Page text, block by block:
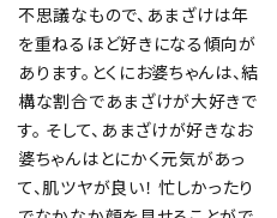
不思議なもので、あまざけは年
を重ねるほど好きになる傾向が
あります。とくにお婆ちゃんは、結
構な割合であまざけが大好きで
す。 そして、あまざけが好きなお
婆ちゃんはとにかく元気があっ
て、肌ツヤが良い！ 忙しかったり